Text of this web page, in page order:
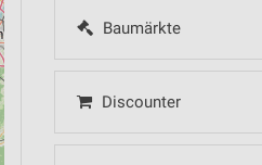
Baumärkte
Discounter